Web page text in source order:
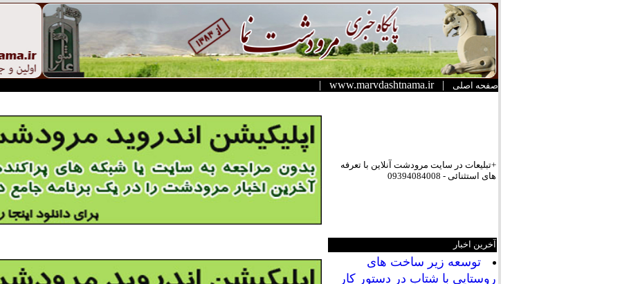
صفحه اصلی |
www.marvdashtnama.ir
|
+تبلیعات در سایت مرودشت آنلاین با تعرفه
های استثنائی - 09394084008
آخرین اخبار
توسعه زیر ساخت های
روستایی با شتاب در دستور کار